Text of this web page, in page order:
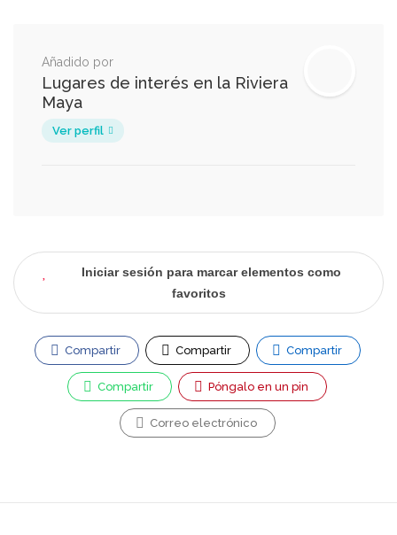
Añadido por
Lugares de interés en la Riviera
Maya
Ver perfil
Iniciar sesión para marcar elementos como
favoritos
Compartir Compartir Compartir
Compartir Póngalo en un pin
Correo electrónico